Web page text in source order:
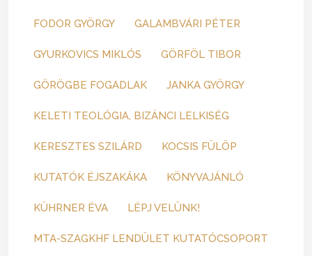
FODOR GYÖRGY GALAMBVÁRI PÉTER
GYURKOVICS MIKLÓS GÖRFÖL TIBOR
GÖRÖGBE FOGADLAK JANKA GYÖRGY
KELETI TEOLÓGIA, BIZÁNCI LELKISÉG
KERESZTES SZILÁRD KOCSIS FÜLÖP
KUTATÓK ÉJSZAKÁKA KÖNYVAJÁNLÓ
KÜHRNER ÉVA LÉPJ VELÜNK!
MTA-SZAGKHF LENDÜLET KUTATÓCSOPORT